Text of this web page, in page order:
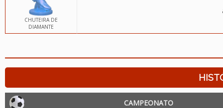
CHUTEIRA DE
DIAMANTE
CAMPEONATO